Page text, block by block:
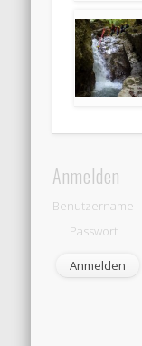
Anmelden
Benutzername
Passwort